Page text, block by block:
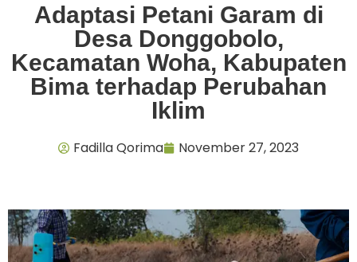
Adaptasi Petani Garam di
Desa Donggobolo,
Kecamatan Woha, Kabupaten
Bima terhadap Perubahan
Iklim
Fadilla Qorima November 27, 2023